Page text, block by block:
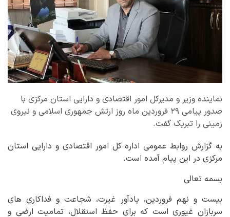
نماینده وزیر و مدیرکل امور اقتصادی و دارایی استان مرکزی با
صدور پیامی ۲۹ فروردین ماه روز ارتش جمهوری اسلامی و نیروی
زمینی را تبریک گفت.
به گزارش روابط عمومی اداره کل امور اقتصادی و دارایی استان
مرکزی در این پیام آمده است.
بسمه تعالی
بیست و نهم فروردین، یادآور غیرت، شجاعت و فداکاری های
سربازان غیوری است که برای حفظ استقلال، تمامیت ارضی و